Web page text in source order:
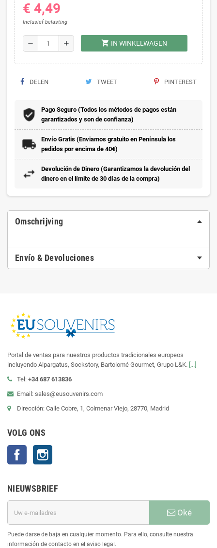
€ 4,49
Inclusief belasting
remove add shopping_cart IN WINKELWAGEN
DELEN TWEET PINTEREST
Pago Seguro (Todos los métodos de pagos están
garantizados y son de confianza)
Envío Gratis (Enviamos gratuito en Península los
pedidos por encima de 40€)
Devolución de Dinero (Garantizamos la devolución del
dinero en el límite de 30 días de la compra)
Omschrijving
Envío & Devoluciones
Portal de ventas para nuestros productos tradicionales europeos
incluyendo Alpargatus, Sockstory, Bartolomé Gourmet, Grupo L&K. [...]
Tel: +34 687 613836
Email: sales@eusouvenirs.com
Dirección: Calle Cobre, 1, Colmenar Viejo, 28770, Madrid
VOLG ONS
Facebook
NIEUWSBRIEF
Oké
Puede darse de baja en cualquier momento. Para ello, consulte nuestra
información de contacto en el aviso legal.